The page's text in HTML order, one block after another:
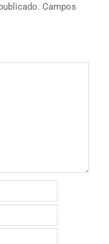
Campos